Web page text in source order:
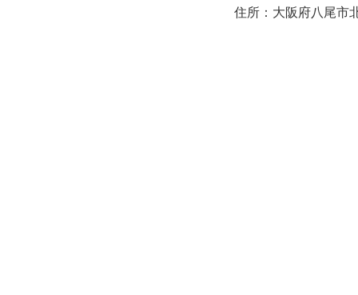
住所：大阪府八尾市